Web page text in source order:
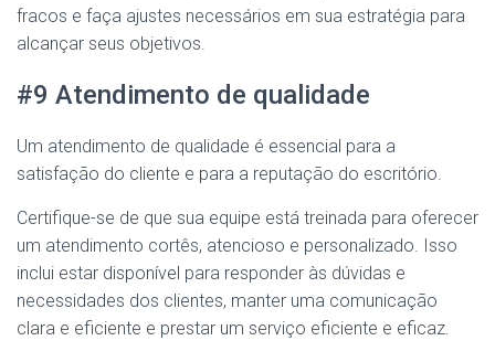
fracos e faça ajustes necessários em sua estratégia para
alcançar seus objetivos.
#9 Atendimento de qualidade
Um atendimento de qualidade é essencial para a
satisfação do cliente e para a reputação do escritório.
Certifique-se de que sua equipe está treinada para oferecer
um atendimento cortês, atencioso e personalizado. Isso
inclui estar disponível para responder às dúvidas e
necessidades dos clientes, manter uma comunicação
clara e eficiente e prestar um serviço eficiente e eficaz.